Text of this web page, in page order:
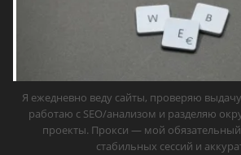
Я ежедневно веду сайты, проверяю
работаю с SEO/анализом и разделяю
проекты. Прокси — мой обязательный
стабильных сессий и